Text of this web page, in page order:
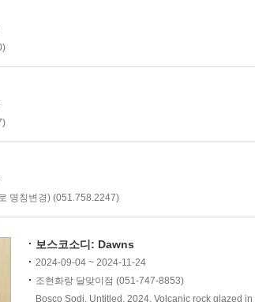
명칭변경) (051.758.2247)
보스코소디: Dawns
2024-09-04 ~ 2024-11-24
조현화랑 달맞이점 (051-747-8853)
Bosco Sodi, Untitled, 2024, Volcanic rock glazed